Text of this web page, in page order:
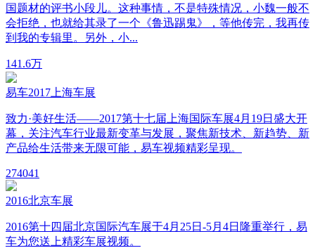
国题材的评书小段儿。这种事情，不是特殊情况，小魏一般不
会拒绝，也就给其录了一个《鲁迅踢鬼》，等他传完，我再传
到我的专辑里。另外，小...
141.6万
易车2017上海车展
致力·美好生活——2017第十七届上海国际车展4月19日盛大开
幕，关注汽车行业最新变革与发展，聚焦新技术、新趋势、新
产品给生活带来无限可能，易车视频精彩呈现。
274041
2016北京车展
2016第十四届北京国际汽车展于4月25日-5月4日隆重举行，易
车为您送上精彩车展视频。